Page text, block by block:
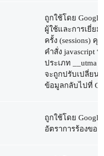
ถูกใช้โดย
ผู้ใช้และการเยี่ย
ครั้ง (sessions)
คำสั่ง javascript
ประเภท __utma
จะถูกปรับเปลี่ยน
ข้อมูลกลับไปที่
ถูกใช้โดย
อัตราการร้องขอ